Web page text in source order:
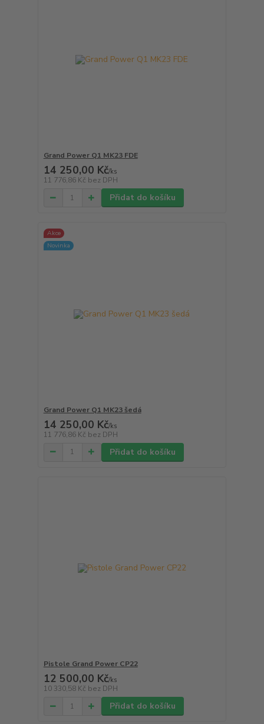
Grand Power Q1 MK23 FDE
14 250,00 Kč/ks
11 776,86 Kč bez DPH
Přidat do košíku
Akce
Novinka
Grand Power Q1 MK23 šedá
14 250,00 Kč/ks
11 776,86 Kč bez DPH
Přidat do košíku
Pistole Grand Power CP22
12 500,00 Kč/ks
10 330,58 Kč bez DPH
Přidat do košíku